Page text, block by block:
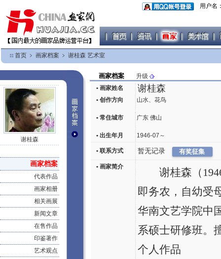
用户名
首页 ﹥ 画家档案 ﹥ 谢桂森 艺术室
谢桂森
画家档案
代表作品
画家相册
相关画展
新闻文章
在售作品
印鉴著作
艺术观点
画家档案
升级
• 画家姓名
谢桂森
• 创作方向 山水、花鸟
• 常住城市 广东 佛山
• 出生年月 1946-07～
• 联系方式 暂无记录
• 画家简介
谢桂森（1946
即务农，自幼受
华南文艺学院中
系硕士研修班。
个人作品